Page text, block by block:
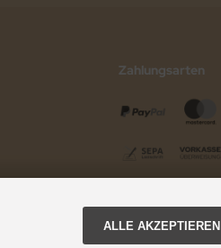
Zahlungsarten
ALLE AKZEPTIEREN